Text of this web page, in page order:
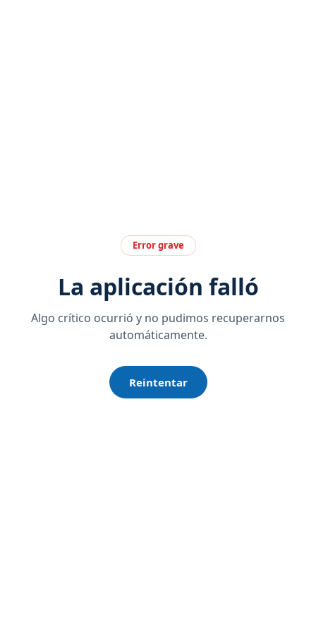
Error grave
La aplicación falló
Algo crítico ocurrió y no pudimos recuperarnos
automáticamente.
Reintentar